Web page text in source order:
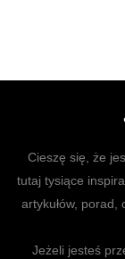
Cieszę się, że
tutaj tysiące
artykułów,
Jeżeli jesteś